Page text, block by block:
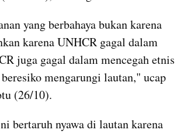
yang berbahaya bukan karena
karena UNHCR gagal dalam
juga gagal dalam mencegah etnis
mengarungi lautan," ucap
(26/10).
bertaruh nyawa di lautan karena